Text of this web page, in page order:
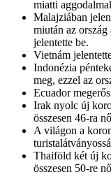
miatti
Malajziában
miután az
jelentette be.
Vietnám
Indonézia
meg, ezzel az
Ecuador
Irak nyolc új
összesen 46-ra
A világon a
Thaiföld két új
összesen 50-re